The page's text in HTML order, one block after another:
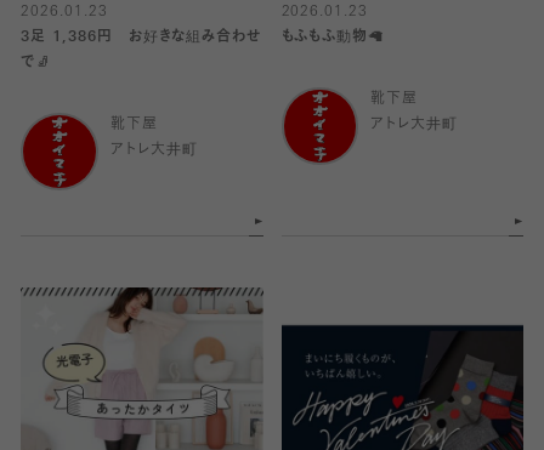
2026.01.23
3足 1,386円 お好きな組み合わせ
で🧦
靴下屋
アトレ大井町
2026.01.23
もふもふ動物🦙
靴下屋
アトレ大井町